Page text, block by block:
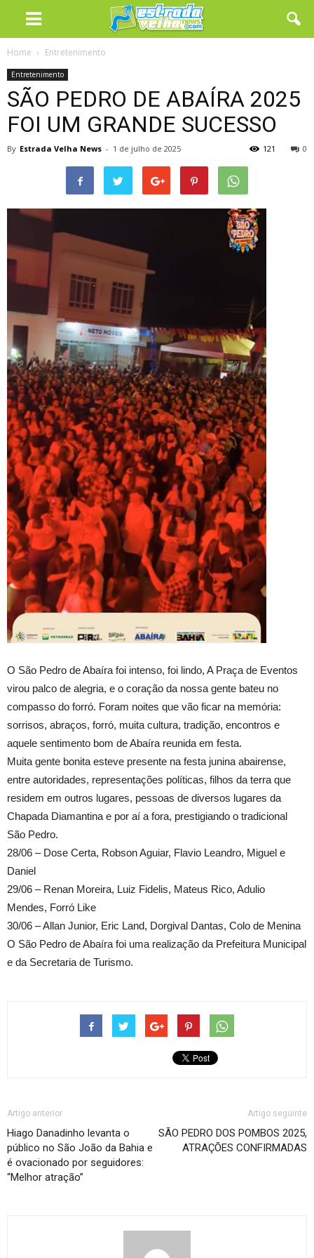
Home Entretenimento
Entretenimento
SÃO PEDRO DE ABAÍRA 2025
FOI UM GRANDE SUCESSO
By Estrada Velha News - 1 de julho de 2025 0
121
O São Pedro de Abaíra foi intenso, foi lindo, A Praça de Eventos
virou palco de alegria, e o coração da nossa gente bateu no
compasso do forró. Foram noites que vão ficar na memória:
sorrisos, abraços, forró, muita cultura, tradição, encontros e
aquele sentimento bom de Abaíra reunida em festa.
Muita gente bonita esteve presente na festa junina abairense,
entre autoridades, representações políticas, filhos da terra que
residem em outros lugares, pessoas de diversos lugares da
Chapada Diamantina e por aí a fora, prestigiando o tradicional
São Pedro.
28/06 – Dose Certa, Robson Aguiar, Flavio Leandro, Miguel e
Daniel
29/06 – Renan Moreira, Luiz Fidelis, Mateus Rico, Adulio
Mendes, Forró Like
30/06 – Allan Junior, Eric Land, Dorgival Dantas, Colo de Menina
O São Pedro de Abaíra foi uma realização da Prefeitura Municipal
e da Secretaria de Turismo.
Artigo anterior
Hiago Danadinho levanta o
público no São João da Bahia e
é ovacionado por seguidores:
“Melhor atração”
Artigo seguinte
SÃO PEDRO DOS POMBOS 2025,
ATRAÇÕES CONFIRMADAS